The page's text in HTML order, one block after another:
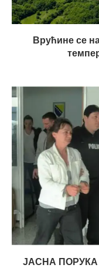
Врућине се
ЈАСНА ПОРУКА